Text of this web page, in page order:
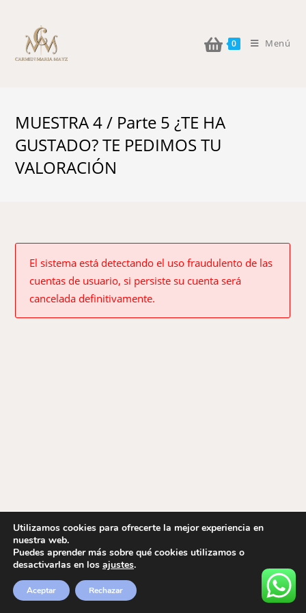
0 Menú
MUESTRA 4 / Parte 5 ¿TE HA
GUSTADO? TE PEDIMOS TU
VALORACIÓN
El sistema está detectando el uso fraudulento de las
cuentas de usuario, si persiste su cuenta será
cancelada definitivamente.
Utilizamos cookies para ofrecerte la mejor experiencia en
nuestra web.
Puedes aprender más sobre qué cookies utilizamos o
desactivarlas en los ajustes.
Aceptar Rechazar